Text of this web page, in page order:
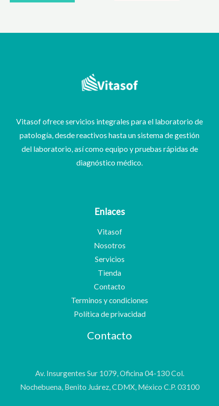
Vitasof ofrece servicios integrales para el laboratorio de
patología, desde reactivos hasta un sistema de gestión
del laboratorio, así como equipo y pruebas rápidas de
diagnóstico médico.
Enlaces
Vitasof
Nosotros
Servicios
Tienda
Contacto
Terminos y condiciones
Política de privacidad
Contacto
Av. Insurgentes Sur 1079, Oficina 04-130 Col.
Nochebuena, Benito Juárez, CDMX, México C.P. 03100